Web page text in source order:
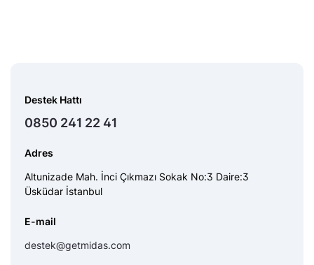
Destek Hattı
0850 241 22 41
Adres
Altunizade Mah. İnci Çıkmazı Sokak No:3 Daire:3
Üsküdar İstanbul
E-mail
destek@getmidas.com